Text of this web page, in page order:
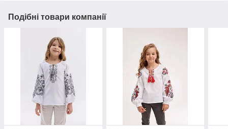
Подібні товари компанії